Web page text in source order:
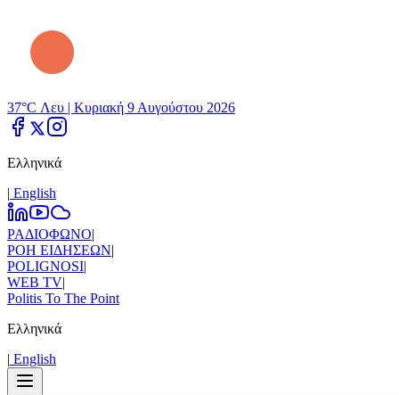
37°C Λευ | Κυριακή 9 Αυγούστου 2026
Ελληνικά
| Εnglish
ΡΑΔΙΟΦΩΝΟ|
ΡΟΗ ΕΙΔΗΣΕΩΝ|
POLIGNOSI|
WEB TV|
Politis To The Point
Ελληνικά
| Εnglish